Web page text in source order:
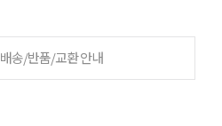
배송/반품/교환 안내